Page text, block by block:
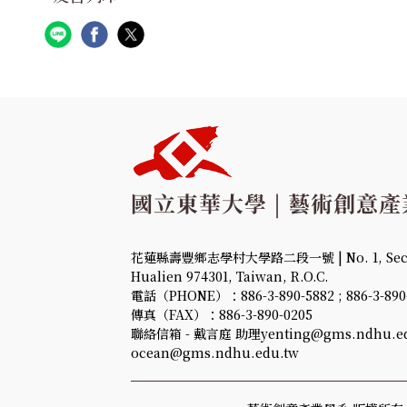
花蓮縣壽豐鄉志學村大學路二段一號 | No. 1,
Hualien 974301, Taiwan, R.O.C.
電話（PHONE）：886-3-890-5882 ; 886-3-
傳真（FAX）：886-3-890-0205
聯絡信箱 - 戴言庭 助理
ocean@gms.ndhu.edu.tw